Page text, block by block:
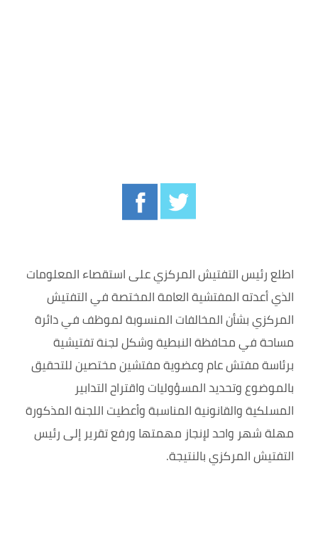
اطلع رئيس التفتيش المركزي على استقصاء المعلومات
الذي أعدته المفتشية العامة المختصة في التفتيش
المركزي بشأن المخالفات المنسوبة لموظف في دائرة
مساحة في محافظة النبطية وشكل لجنة تفتيشية
برئاسة مفتش عام وعضوية مفتشين مختصين للتحقيق
بالموضوع وتحديد المسؤوليات واقتراح التدابير
المسلكية والقانونية المناسبة وأعطيت اللجنة المذكورة
مهلة شهر واحد لإنجاز مهمتها ورفع تقرير إلى رئيس
التفتيش المركزي بالنتيجة.